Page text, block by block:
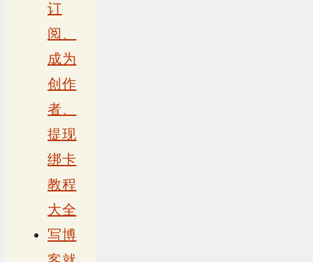
订
阅、
成为
创作
者、
提现
绑卡
教程
大全
写博